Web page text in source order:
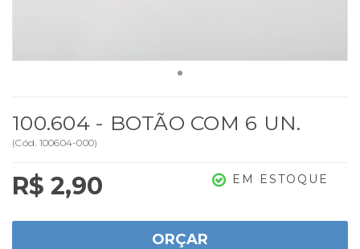
100.604 - BOTÃO COM 6 UN.
(Cód. 100604-000)
R$ 2,90 EM ESTOQUE
ORÇAR